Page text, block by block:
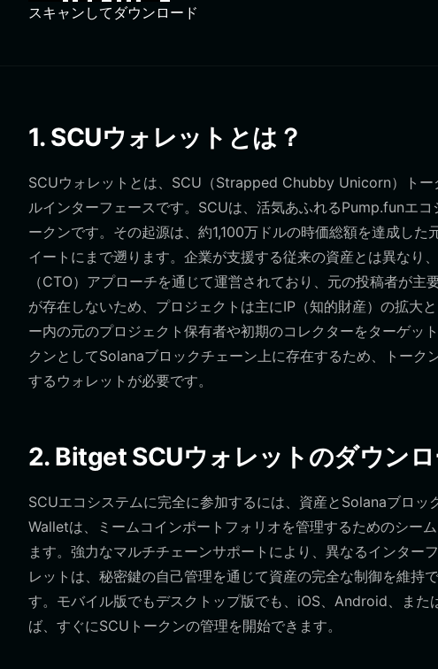
スキャンしてダウンロード
1. SCUウォレットとは？
SCUウォレットとは、SCU（Strapped Chubby Unicorn）ト
ルインターフェースです。SCUは、活気あふれるPump.funエ
ークンです。その起源は、約1,100万ドルの時価総額を達成し
イートにまで遡ります。企業が支援する従来の資産とは異なり
（CTO）アプローチを通じて運営されており、元の投稿者が
が存在しないため、プロジェクトは主にIP（知的財産）の拡大
ー内の元のプロジェクト保有者や初期のコレクターをターゲ
クンとしてSolanaブロックチェーン上に存在するため、トー
するウォレットが必要です。
2. Bitget SCUウォレットのダウン
SCUエコシステムに完全に参加するには、資産とSolanaブロ
Walletは、ミームコインポートフォリオを管理するためのシー
ます。強力なマルチチェーンサポートにより、異なるインター
レットは、秘密鍵の自己管理を通じて資産の完全な制御を維持
す。モバイル版でもデスクトップ版でも、iOS、Android、また
ば、すぐにSCUトークンの管理を開始できます。